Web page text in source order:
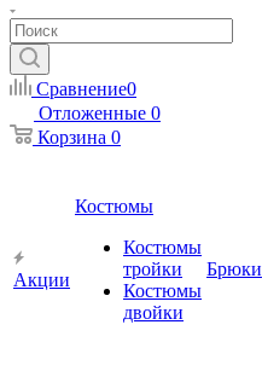
Сравнение0
Отложенные 0
Корзина 0
Акции
Костюмы
Костюмы
тройки
Костюмы
двойки
Брюки